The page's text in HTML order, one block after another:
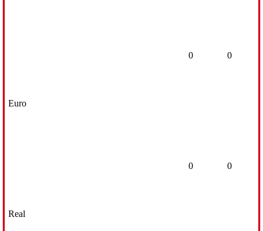
Euro
0 0
Real
0 0